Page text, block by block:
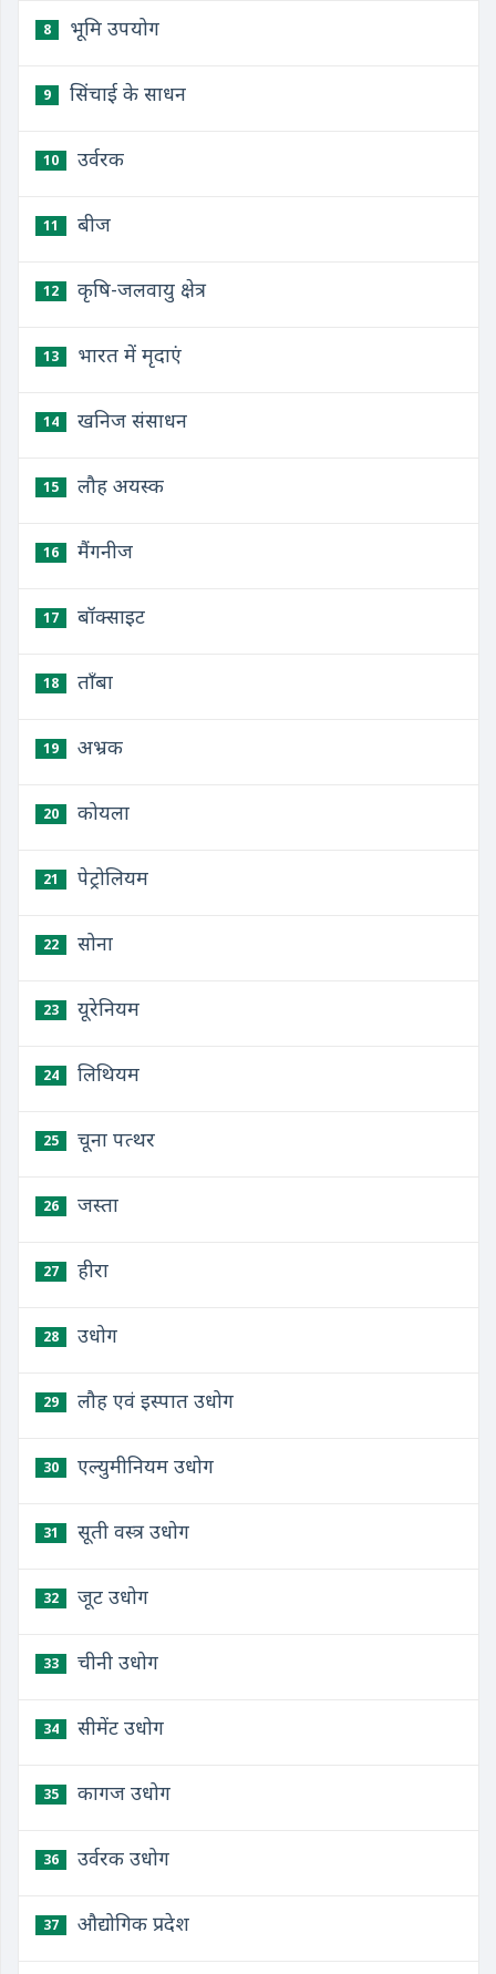
8 भूमि उपयोग
9 सिंचाई के साधन
10 उर्वरक
11 बीज
12 कृषि-जलवायु क्षेत्र
13 भारत में मृदाएं
14 खनिज संसाधन
15 लौह अयस्क
16 मैंगनीज
17 बॉक्साइट
18 ताँबा
19 अभ्रक
20 कोयला
21 पेट्रोलियम
22 सोना
23 यूरेनियम
24 लिथियम
25 चूना पत्थर
26 जस्ता
27 हीरा
28 उधोग
29 लौह एवं इस्पात उधोग
30 एल्युमीनियम उधोग
31 सूती वस्त्र उधोग
32 जूट उधोग
33 चीनी उधोग
34 सीमेंट उधोग
35 कागज उधोग
36 उर्वरक उधोग
37 औद्योगिक प्रदेश